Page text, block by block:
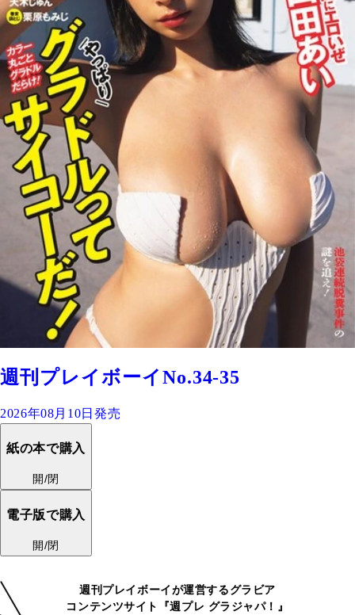
週刊プレイボーイNo.34-35
2026年08月10日発売
紙の本で購入
開/閉
電子版で購入
開/閉
週刊プレイボーイが運営するグラビア
コンテンツサイト『週プレ グラジャパ！』